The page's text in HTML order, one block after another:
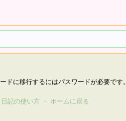
ドに移行するにはパスワードが必要です。
日記の使い方 ・ ホームに戻る